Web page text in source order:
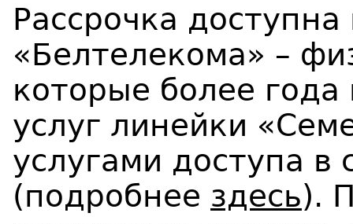
Рассрочка
«Белтелекома» –
которые более
услуг линейки
услугами доступа в
(подробнее здесь).